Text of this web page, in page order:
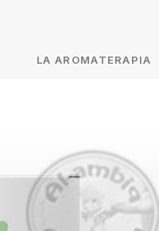
LA AROMATERAPIA